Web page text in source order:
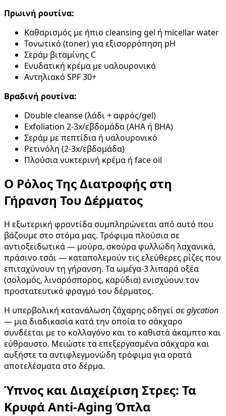
Πρωινή ρουτίνα:
Καθαρισμός με ήπιο cleansing gel ή micellar water
Τονωτικό (toner) για εξισορρόπηση pH
Σεράμ βιταμίνης C
Ενυδατική κρέμα με υαλουρονικό
Αντηλιακό SPF 30+
Βραδινή ρουτίνα:
Double cleanse (λάδι + αφρός/gel)
Exfoliation 2-3x/εβδομάδα (AHA ή BHA)
Σεράμ με πεπτίδια ή υαλουρονικό
Ρετινόλη (2-3x/εβδομάδα)
Πλούσια νυκτερινή κρέμα ή face oil
Ο Ρόλος Της Διατροφής στη
Γήρανση Του Δέρματος
Η εξωτερική φροντίδα συμπληρώνεται από αυτό που
βάζουμε στο στόμα μας. Τρόφιμα πλούσια σε
αντιοξειδωτικά — μούρα, σκούρα φυλλώδη λαχανικά,
πράσινο τσάι — καταπολεμούν τις ελεύθερες ρίζες που
επιταχύνουν τη γήρανση. Τα ωμέγα-3 λιπαρά οξέα
(σολομός, λιναρόσπορος, καρύδια) ενισχύουν τον
προστατευτικό φραγμό του δέρματος.
Η υπερβολική κατανάλωση ζάχαρης οδηγεί σεglycation
— μια διαδικασία κατά την οποία το σάκχαρο
συνδέεται με το κολλαγόνο και το καθιστά άκαμπτο και
εύθραυστο. Μειώστε τα επεξεργασμένα σάκχαρα και
αυξήστε τα αντιφλεγμονώδη τρόφιμα για ορατά
αποτελέσματα στο δέρμα.
Ύπνος και Διαχείριση Στρες: Τα
Κρυφά Anti-Aging Όπλα